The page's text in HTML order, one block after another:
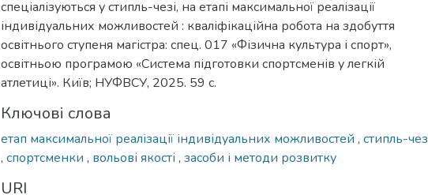
спеціалізуються у стипль-чезі, на етапі максимальної реалізації
індивідуальних можливостей : кваліфікаційна робота на здобуття
освітнього ступеня магістра: спец. 017 «Фізична культура і спорт»,
освітньою програмою «Система підготовки спортсменів у легкій
атлетиці». Київ; НУФВСУ, 2025. 59 с.
Ключові слова
етап максимальної реалізації індивідуальних можливостей , стипль-чез
, спортсменки , вольові якості , засоби і методи розвитку
URI